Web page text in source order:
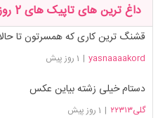
داغ ترین های تاپیک های 2 روز گذشته
قشنگ ترین کاری که همسرتون تا
yasnaaaakord
| 1 روز پیش
دستام خیلی زشته بیاین عکس
گلی۲۲۳۱۳ | 1 روز پیش